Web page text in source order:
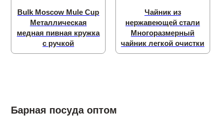
Bulk Moscow Mule Cup
Металлическая
медная пивная кружка
с ручкой
Чайник из
нержавеющей стали
Многоразмерный
чайник легкой очистки
Барная посуда оптом